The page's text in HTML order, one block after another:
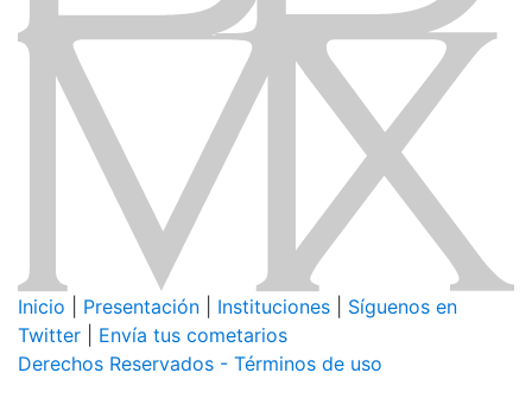
Inicio Presentación Instituciones
Síguenos en
Twitter
Envía tus cometarios
Derechos Reservados - Términos de uso